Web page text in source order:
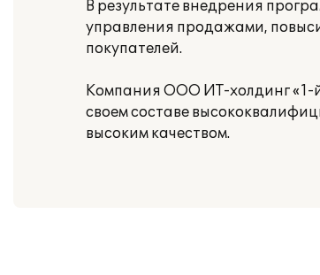
В результате внедрения
управления продажами,
покупателей.
Компания ООО ИТ-холдинг «1-
своем составе
высоким качеством.